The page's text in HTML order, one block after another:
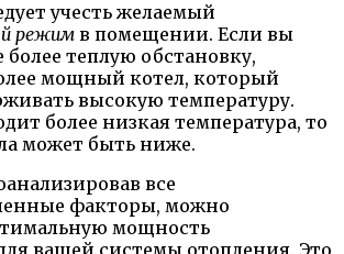
учесть желаемый
режим в помещении. Если вы
более теплую обстановку,
мощный котел, который
высокую температуру.
более низкая температура, то
может быть ниже.
все
факторы, можно
мощность